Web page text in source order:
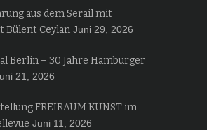
aus dem Serail mit
Bülent Ceylan Juni 29, 2026
Berlin – 30 Jahre Hamburger
21, 2026
FREIRAUM KUNST im
Juni 11, 2026